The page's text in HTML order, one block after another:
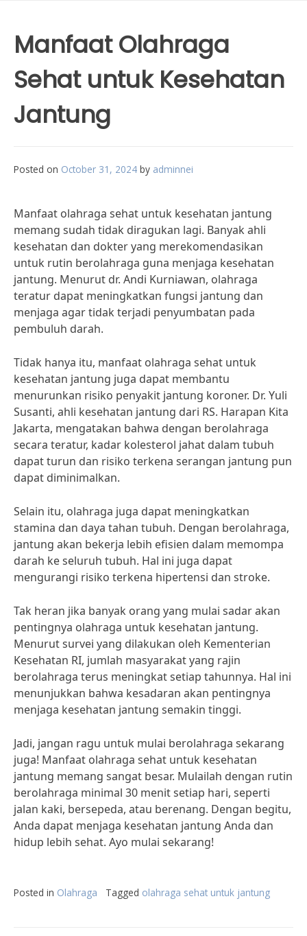
Manfaat Olahraga
Sehat untuk Kesehatan
Jantung
Posted on October 31, 2024 by adminnei
Manfaat olahraga sehat untuk kesehatan jantung
memang sudah tidak diragukan lagi. Banyak ahli
kesehatan dan dokter yang merekomendasikan
untuk rutin berolahraga guna menjaga kesehatan
jantung. Menurut dr. Andi Kurniawan, olahraga
teratur dapat meningkatkan fungsi jantung dan
menjaga agar tidak terjadi penyumbatan pada
pembuluh darah.
Tidak hanya itu, manfaat olahraga sehat untuk
kesehatan jantung juga dapat membantu
menurunkan risiko penyakit jantung koroner. Dr. Yuli
Susanti, ahli kesehatan jantung dari RS. Harapan Kita
Jakarta, mengatakan bahwa dengan berolahraga
secara teratur, kadar kolesterol jahat dalam tubuh
dapat turun dan risiko terkena serangan jantung pun
dapat diminimalkan.
Selain itu, olahraga juga dapat meningkatkan
stamina dan daya tahan tubuh. Dengan berolahraga,
jantung akan bekerja lebih efisien dalam memompa
darah ke seluruh tubuh. Hal ini juga dapat
mengurangi risiko terkena hipertensi dan stroke.
Tak heran jika banyak orang yang mulai sadar akan
pentingnya olahraga untuk kesehatan jantung.
Menurut survei yang dilakukan oleh Kementerian
Kesehatan RI, jumlah masyarakat yang rajin
berolahraga terus meningkat setiap tahunnya. Hal ini
menunjukkan bahwa kesadaran akan pentingnya
menjaga kesehatan jantung semakin tinggi.
Jadi, jangan ragu untuk mulai berolahraga sekarang
juga! Manfaat olahraga sehat untuk kesehatan
jantung memang sangat besar. Mulailah dengan rutin
berolahraga minimal 30 menit setiap hari, seperti
jalan kaki, bersepeda, atau berenang. Dengan begitu,
Anda dapat menjaga kesehatan jantung Anda dan
hidup lebih sehat. Ayo mulai sekarang!
Posted in Olahraga Tagged olahraga sehat untuk jantung